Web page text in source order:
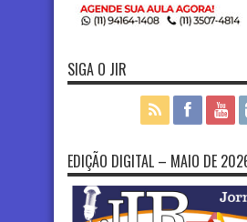
SIGA O JIR
EDIÇÃO DIGITAL – MAIO DE